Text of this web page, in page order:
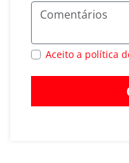
Aceito a política